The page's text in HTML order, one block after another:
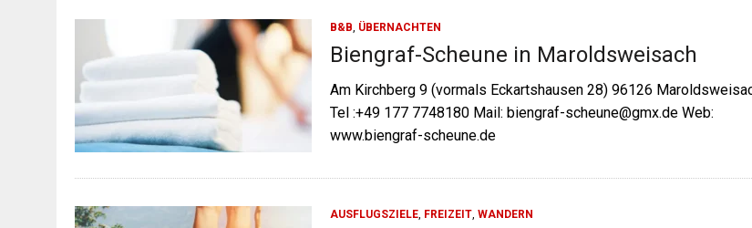
B&B, ÜBERNACHTEN
Biengraf-Scheune in Maroldsweisach
Am Kirchberg 9 (vormals Eckartshausen 28) 96126
Tel :+49 177 7748180 Mail: biengraf-scheune@gmx.de Web:
www.biengraf-scheune.de
AUSFLUGSZIELE, FREIZEIT, WANDERN